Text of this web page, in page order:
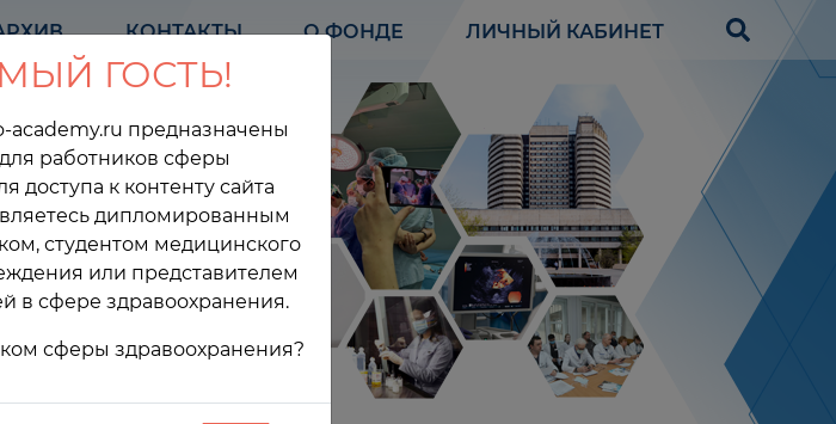
ГОСТЬ!
academy.ru предназначены
работников сферы
доступа к контенту сайта
дипломированным
студентом медицинского
или представителем
в сфере здравоохранения.
сферы здравоохранения?
КОНТАКТЫ О ФОНДЕ ЛИЧНЫЙ КАБИНЕТ